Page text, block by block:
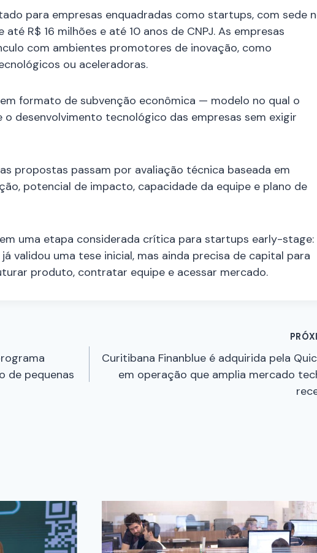
para empresas enquadradas como startups, com sede
R$ 16 milhões e até 10 anos de CNPJ. As empresas
com ambientes promotores de inovação, como
ou aceleradoras.
formato de subvenção econômica — modelo no qual o
desenvolvimento tecnológico das empresas sem exigir
propostas passam por avaliação técnica baseada em
potencial de impacto, capacidade da equipe e plano de
uma etapa considerada crítica para startups early-stage:
validou uma tese inicial, mas ainda precisa de capital para
produto, contratar equipe e acessar mercado.
de pequenas
Curitibana Finanblue é adquirida pela
em operação que amplia mercado